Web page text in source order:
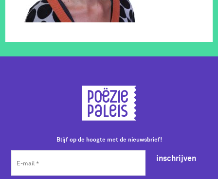
Blijf op de hoogte met de nieuwsbrief!
inschrijven